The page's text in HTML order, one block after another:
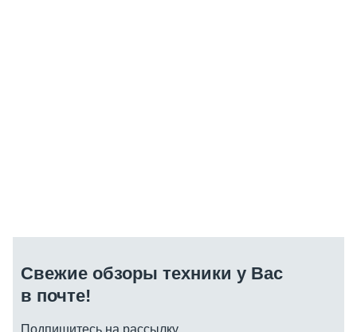
Свежие обзоры техники у Вас
в почте!